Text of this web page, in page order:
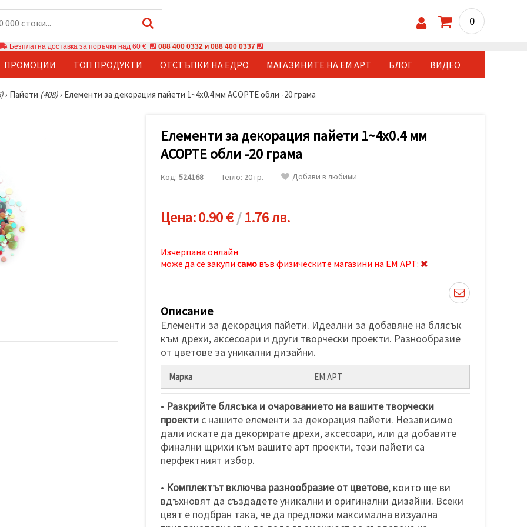
0
Безплатна доставка за поръчки над 60 € 088 400 0332 и 088 400 0337
ПРОМОЦИИ ТОП ПРОДУКТИ ОТСТЪПКИ НА ЕДРО МАГАЗИНИТЕ НА ЕМ АРТ БЛОГ ВИДЕО
› Пайети (408)› Елементи за декорация пайети 1~4x0.4 мм АСОРТЕ обли -20 грама
Елементи за декорация пайети 1~4x0.4 мм
АСОРТЕ обли -20 грама
Код: 524168 Тегло: 20 гр. Добави в любими
Цена:0.90 €/1.76 лв.
Изчерпана онлайн
може да се закупи само във физическите магазини на ЕМ АРТ:
Описание
Елементи за декорация пайети. Идеални за добавяне на блясък
към дрехи, аксесоари и други творчески проекти. Разнообразие
от цветове за уникални дизайни.
Марка ЕМ АРТ
• Разкрийте блясъка и очарованието на вашите творчески
проекти с нашите елементи за декорация пайети. Независимо
дали искате да декорирате дрехи, аксесоари, или да добавите
финални щрихи към вашите арт проекти, тези пайети са
перфектният избор.
• Комплектът включва разнообразие от цветове, които ще ви
вдъхновят да създадете уникални и оригинални дизайни. Всеки
цвят е подбран така, че да предложи максимална визуална